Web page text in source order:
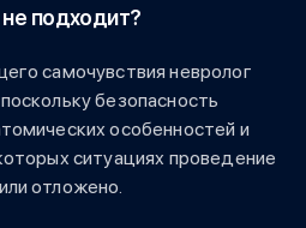
подходит?
самочувствия невролог
безопасность
особенностей и
ситуациях проведение
отложено.